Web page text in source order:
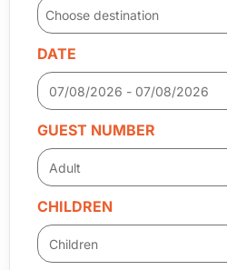
Choose destination
DATE
GUEST NUMBER
CHILDREN